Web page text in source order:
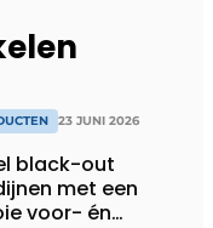
23 JUNI 2026
black-out
met een
voor- én